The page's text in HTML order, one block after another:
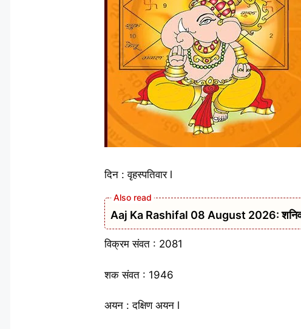
दिन : वृहस्पतिवार l
Aaj Ka Rashifal 08 August 2026:
विक्रम संवत : 2081
शक संवत : 1946
अयन : दक्षिण अयन l